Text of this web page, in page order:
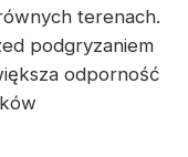
terenach.
podgryzaniem
odporność